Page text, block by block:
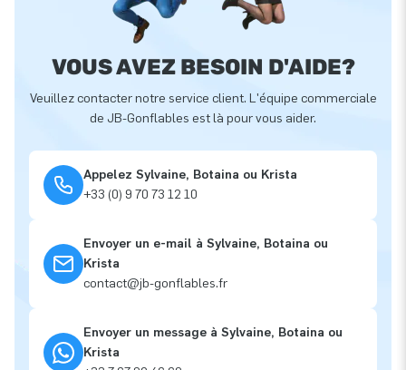
VOUS AVEZ BESOIN D'AIDE?
Veuillez contacter notre service client. L'équipe commerciale
de JB-Gonflables est là pour vous aider.
Appelez Sylvaine, Botaina ou Krista
+33 (0) 9 70 73 12 10
Envoyer un e-mail à Sylvaine, Botaina ou
Krista
contact@jb-gonflables.fr
Envoyer un message à Sylvaine, Botaina ou
Krista